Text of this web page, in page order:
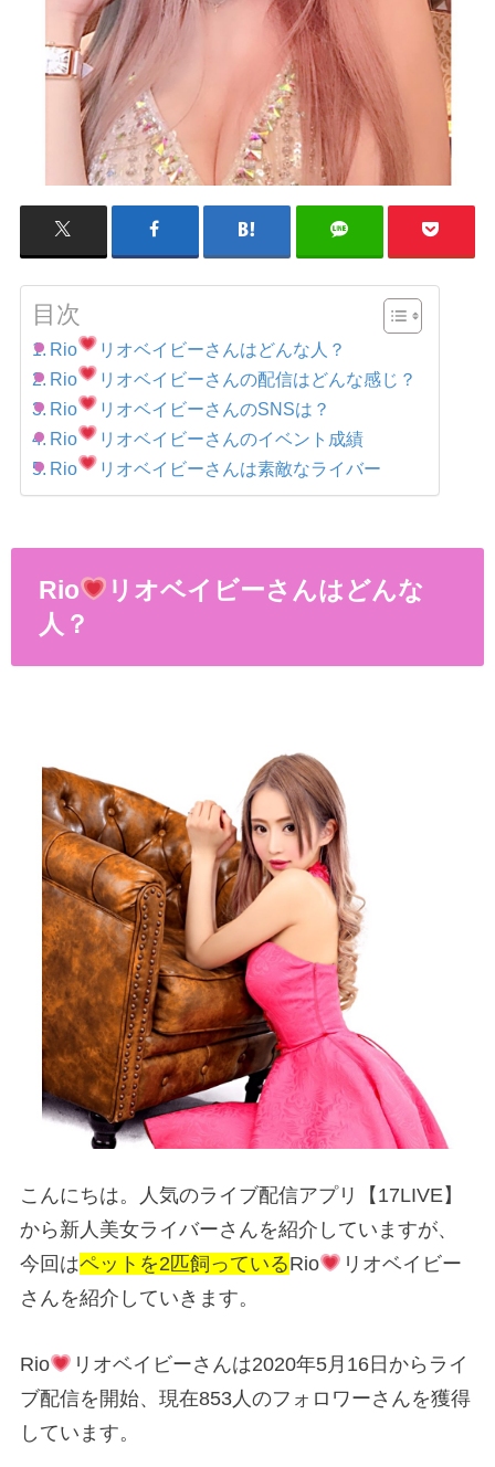
目次
Rio
リオベイビーさんはどんな人？
Rio
リオベイビーさんの配信はどんな感じ？
Rio
リオベイビーさんのSNSは？
Rio
リオベイビーさんのイベント成績
Rio
リオベイビーさんは素敵なライバー
Rio
リオベイビーさんはどんな
人？
こんにちは。人気のライブ配信アプリ【17LIVE】
から新人美女ライバーさんを紹介していますが、
今回はペットを2匹飼っているRio
リオベイビー
さんを紹介していきます。
Rio
リオベイビーさんは2020年5月16日からライ
ブ配信を開始、現在853人のフォロワーさんを獲得
しています。